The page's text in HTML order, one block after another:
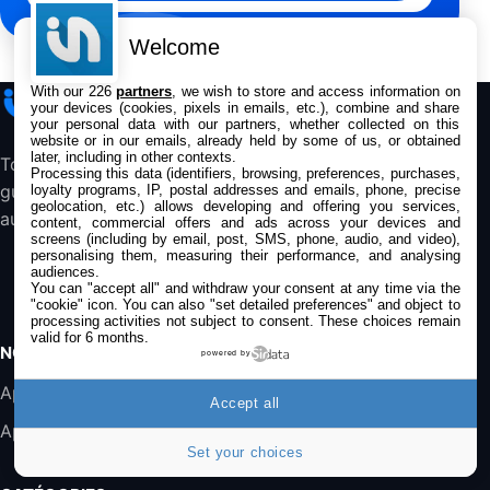
Jabra Biz 1500 USB-A Casque Stereo -
Casque Filaire avec Microphone Antibruit,
Unité de Contrôle et Protection contre les
Pics de Volume pour Téléphones de Bureau
et Softphones
44,43€66,9€ Amazon
Jabra Biz 2300 - Casque Mono supra-
auriculaire Quick Disconnect - Casque
Filaire avec Microphone Antibruit Pour
Téléphones de Bureau
31,87€88,29€Amazon
Accessoire iRobot Roomba - Kit de
Rémplacement Roomba Séries 600
19,9€23,99€
Harman Kardon SoundSticks 5 Haut-Parleur
Bluetooth, Noir
289,47€317,71€
Galaxy S25 FE 6,7\" 5G Nano SIM 128 Go
iPhoneAddict
Toute l’actualité Apple, les bons plans, les
guides et les analyses pour suivre l’écosystème
au quotidien.
NOS APPS
Application iPhone/iPad
Application Mac
Welcome
With our 226partners , we wish to store and access information on
your devices (cookies, pixels in emails, etc.), combine and share
your personal data with our partners, whether collected on this
website or in our emails, already held by some of us, or obtained
later, including in other contexts.
Processing this data (identifiers, browsing, preferences, purchases,
loyalty programs, IP, postal addresses and emails, phone, precise
geolocation, etc.) allows developing and offering you services,
content, commercial offers and ads across your devices and
screens (including by email, post, SMS, phone, audio, and video),
personalising them, measuring their performance, and analysing
audiences.
You can "accept all" and withdraw your consent at any time via the
"cookie" icon. You can also "set detailed preferences" and object to
processing activities not subject to consent. These choices remain
valid for 6 months.
powered by
Set your choices
Accept all